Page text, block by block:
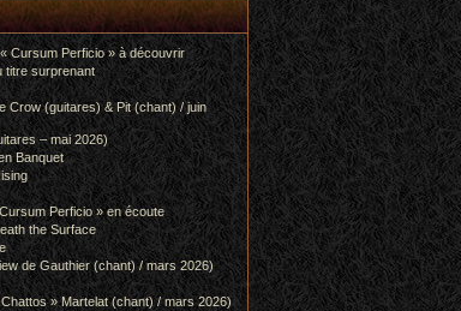
Cursum Perficio » à découvrir
titre surprenant
Crow (guitares) & Pit (chant) / juin
– mai 2026)
Banquet
Perficio » en écoute
the Surface
de Gauthier (chant) / mars 2026)
» Martelat (chant) / mars 2026)